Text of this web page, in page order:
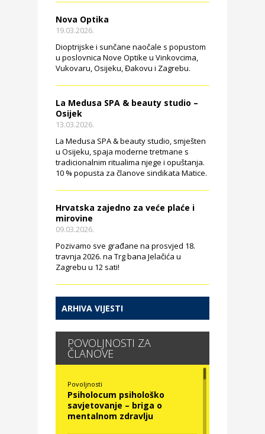
Nova Optika
19.03.2026.
Dioptrijske i sunčane naočale s popustom
u poslovnica Nove Optike u Vinkovcima,
Vukovaru, Osijeku, Đakovu i Zagrebu.
La Medusa SPA & beauty studio –
Osijek
13.03.2026.
La Medusa SPA & beauty studio, smješten
u Osijeku, spaja moderne tretmane s
tradicionalnim ritualima njege i opuštanja.
10 % popusta za članove sindikata Matice.
Hrvatska zajedno za veće plaće i
mirovine
09.03.2026.
Pozivamo sve građane na prosvjed 18.
travnja 2026. na Trg bana Jelačića u
Zagrebu u 12 sati!
ARHIVA VIJESTI
POVOLJNOSTI ZA
ČLANOVE
Povoljnosti
Psiholocum psihološko
savjetovanje – briga o
mentalnom zdravlju